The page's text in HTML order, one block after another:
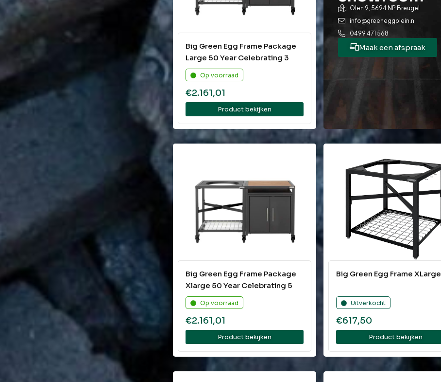
Big Green Egg Frame Package
Large 50 Year Celebrating 3
Op voorraad
€2.161,01
Product bekijken
Olen 9, 5694 NP Breugel
info@greeneggplein.nl
0499 471 568
Maak een afspraak
Big Green Egg Frame Package
Xlarge 50 Year Celebrating 5
Op voorraad
€2.161,01
Product bekijken
Big Green Egg Frame XLarge
Uitverkocht
€617,50
Product bekijken